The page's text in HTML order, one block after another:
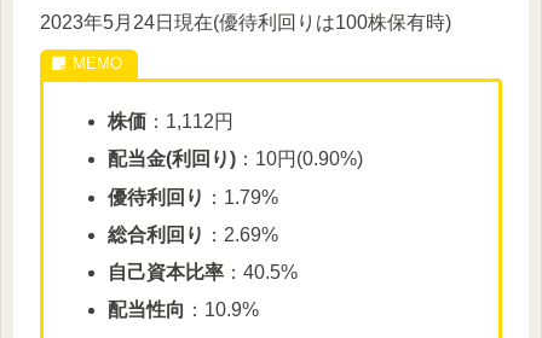
2023年5月24日現在(優待利回りは100株保有時)
株価 ：1,112円
配当金(利回り) ：10円(0.90%)
優待利回り ：1.79%
総合利回り ：2.69%
自己資本比率 ：40.5%
配当性向 ：10.9%